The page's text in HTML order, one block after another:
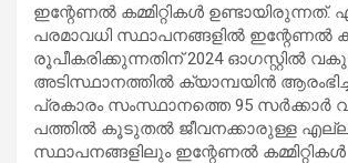
ഇന്റേണല്‍ കമ്മിറ്റികള്‍ ഉണ്ടായിരുന്നത്.
പരമാവധി സ്ഥാപനങ്ങളില്‍ ഇന്റേണല്‍
രൂപീകരിക്കുന്നതിന് 2024 ഓഗസ്റ്റില്‍
അടിസ്ഥാനത്തില്‍ ക്യാമ്പയിന്‍
പ്രകാരം സംസ്ഥാനത്തെ 95 സര്‍ക്കാര്‍
പത്തില്‍ കൂടുതല്‍ ജീവനക്കാരുള്ള
സ്ഥാപനങ്ങളിലും ഇന്റേണല്‍ കമ്മിറ്റികള്‍